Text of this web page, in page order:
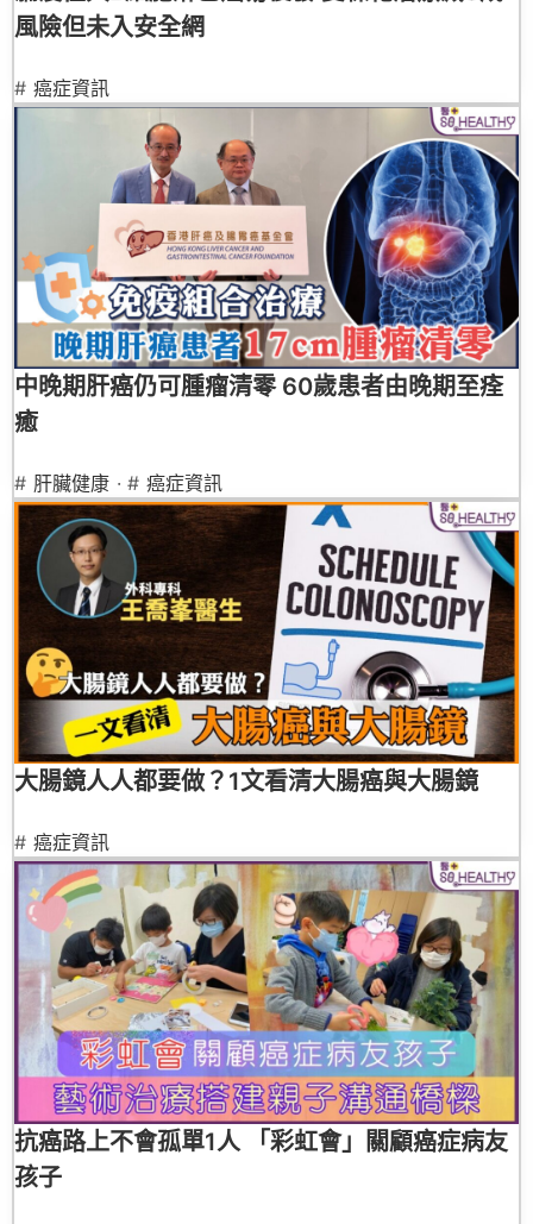
風險但未入安全網
# 癌症資訊
中晚期肝癌仍可腫瘤清零 60歲患者由晚期至痊
癒
# 肝臟健康 · # 癌症資訊
大腸鏡人人都要做？1文看清大腸癌與大腸鏡
# 癌症資訊
抗癌路上不會孤單1人 「彩虹會」關顧癌症病友
孩子